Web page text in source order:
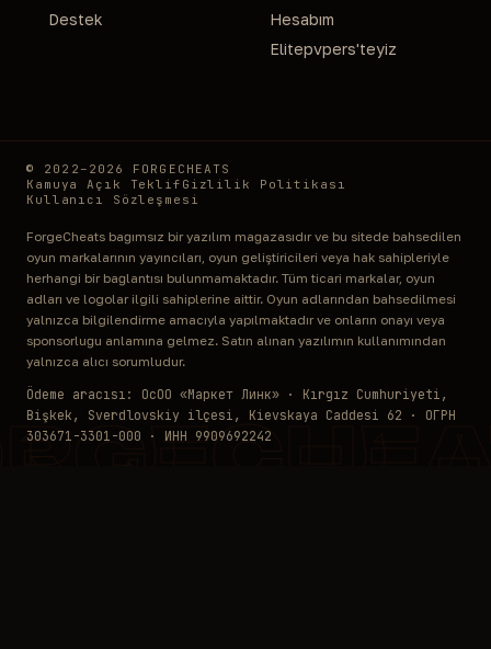
Destek
Hesabım
Elitepvpers'teyiz
© 2022–2026 FORGECHEATS
Kamuya Açık Teklif Gizlilik Politikası
Kullanıcı Sözleşmesi
ForgeCheats bağımsız bir yazılım mağazasıdır ve bu sitede bahsedilen
oyun markalarının yayıncıları, oyun geliştiricileri veya hak sahipleriyle
herhangi bir bağlantısı bulunmamaktadır. Tüm ticari markalar, oyun
adları ve logolar ilgili sahiplerine aittir. Oyun adlarından bahsedilmesi
yalnızca bilgilendirme amacıyla yapılmaktadır ve onların onayı veya
sponsorluğu anlamına gelmez. Satın alınan yazılımın kullanımından
yalnızca alıcı sorumludur.
Ödeme aracısı: ОсОО «Маркет Линк» · Kırgız Cumhuriyeti,
Bişkek, Sverdlovskiy ilçesi, Kievskaya Caddesi 62 · ОГРН
303671-3301-000 · ИНН 9909692242